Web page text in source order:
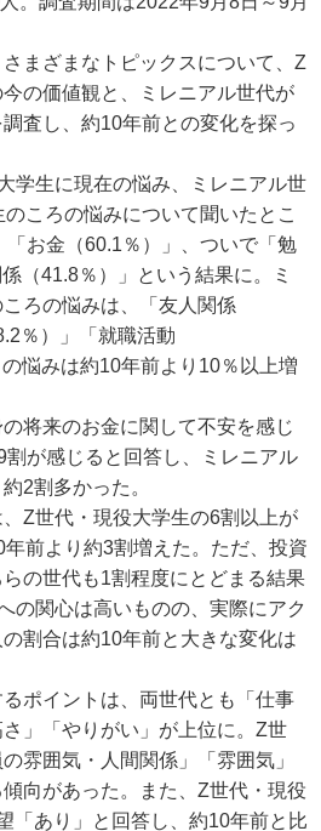
まざまなトピックスについて、Z
の価値観と、ミレニアル世代が
査し、約10年前との変化を探っ
学生に現在の悩み、ミレニアル世
ころの悩みについて聞いたとこ
お金（60.1％）」、ついで「勉
（41.8％）」という結果に。ミ
ろの悩みは、「友人関係
％）」「就職活動
の悩みは約10年前より10％以上増
将来のお金に関して不安を感じ
割が感じると回答し、ミレニアル
2割多かった。
Z世代・現役大学生の6割以上が
前より約3割増えた。ただ、投資
の世代も1割程度にとどまる結果
の関心は高いものの、実際にアク
割合は約10年前と大きな変化は
ポイントは、両世代とも「仕事
」「やりがい」が上位に。Z世
雰囲気・人間関係」「雰囲気」
向があった。また、Z世代・現役
「あり」と回答し、約10年前と比